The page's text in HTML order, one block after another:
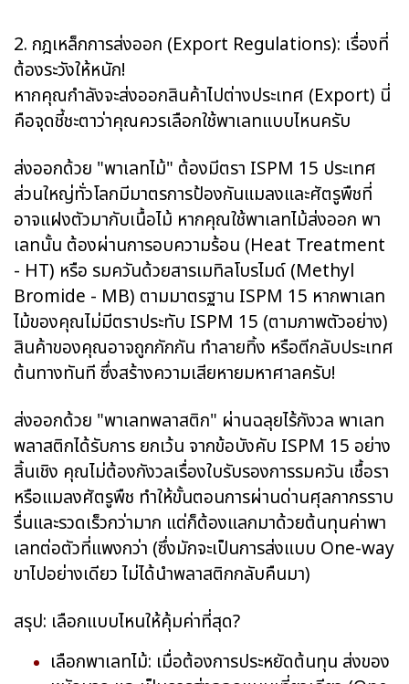
2. กฎเหล็กการส่งออก (Export Regulations): เรื่องที่
ต้องระวังให้หนัก!
หากคุณกำลังจะส่งออกสินค้าไปต่างประเทศ (Export) นี่
คือจุดชี้ชะตาว่าคุณควรเลือกใช้พาเลทแบบไหนครับ
ส่งออกด้วย "พาเลทไม้" ต้องมีตรา ISPM 15 ประเทศ
ส่วนใหญ่ทั่วโลกมีมาตรการป้องกันแมลงและศัตรูพืชที่
อาจแฝงตัวมากับเนื้อไม้ หากคุณใช้พาเลทไม้ส่งออก พา
เลทนั้น ต้องผ่านการอบความร้อน (Heat Treatment
- HT) หรือ รมควันด้วยสารเมทิลโบรไมด์ (Methyl
Bromide - MB) ตามมาตรฐาน ISPM 15 หากพาเลท
ไม้ของคุณไม่มีตราประทับ ISPM 15 (ตามภาพตัวอย่าง)
สินค้าของคุณอาจถูกกักกัน ทำลายทิ้ง หรือตีกลับประเทศ
ต้นทางทันที ซึ่งสร้างความเสียหายมหาศาลครับ!
ส่งออกด้วย "พาเลทพลาสติก" ผ่านฉลุยไร้กังวล พาเลท
พลาสติกได้รับการ ยกเว้น จากข้อบังคับ ISPM 15 อย่าง
สิ้นเชิง คุณไม่ต้องกังวลเรื่องใบรับรองการรมควัน เชื้อรา
หรือแมลงศัตรูพืช ทำให้ขั้นตอนการผ่านด่านศุลกากรราบ
รื่นและรวดเร็วกว่ามาก แต่ก็ต้องแลกมาด้วยต้นทุนค่าพา
เลทต่อตัวที่แพงกว่า (ซึ่งมักจะเป็นการส่งแบบ One-way
ขาไปอย่างเดียว ไม่ได้นำพลาสติกกลับคืนมา)
สรุป: เลือกแบบไหนให้คุ้มค่าที่สุด?
เลือกพาเลทไม้: เมื่อต้องการประหยัดต้นทุน ส่งของ